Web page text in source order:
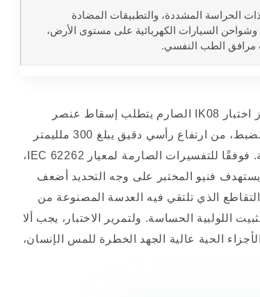
الحراسة المشددة، والتطبيقات المضادة
وشواحن السيارات الكهربائية على مستوى الأرض،
مرافق الطب النفسي.
كما هو موضح بوضوح في البيانات الميكانيكية أعلاه، فإن اجتياز اختبار IK08 الصارم يتطلب إسقاط عنصر
صدمة فولاذي صلب، تم تشكيله خصيصًا ليزن 1.7 كيلوغرام بالضبط، من ارتفاع رأسي دقيق يبلغ 300 ملليمتر
مباشرة على العلبة. لكن الاختبار لا ينتهي بضربة واحدة مركزية. فوفقًا للتفسيرات الصارمة لمعيار IEC 62262،
فنيو المختبر على وجه التحديد أضعف
الذي تلتقي فيه العدسة المصنوعة من
اللولبية الحساسة. ولتمرير الاختبار، يجب ألا
الحية عالية الجهد الخطرة للمس الإنسان،